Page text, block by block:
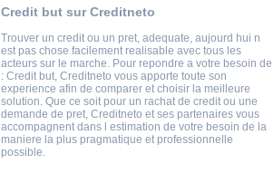
Credit but sur Creditneto
Trouver un credit ou un pret, adequate, aujourd hui n
est pas chose facilement realisable avec tous les
acteurs sur le marche. Pour repondre a votre besoin de
: Credit but, Creditneto vous apporte toute son
experience afin de comparer et choisir la meilleure
solution. Que ce soit pour un rachat de credit ou une
demande de pret, Creditneto et ses partenaires vous
accompagnent dans l estimation de votre besoin de la
maniere la plus pragmatique et professionnelle
possible.